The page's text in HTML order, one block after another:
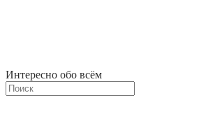
Интересно обо всём